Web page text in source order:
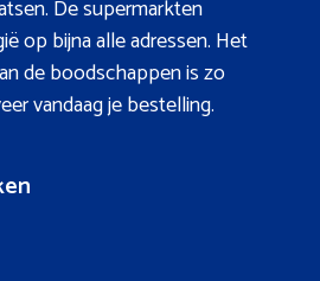
De supermarkten
op bijna alle adressen. Het
de boodschappen is zo
vandaag je bestelling.